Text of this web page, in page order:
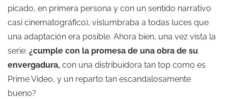
picado, en primera persona y con un sentido narrativo
casi cinematográfico), vislumbraba a todas luces que
una adaptación era posible. Ahora bien, una vez vista la
serie: ¿cumple con la promesa de una obra de su
envergadura, con una distribuidora tan top como es
Prime Video, y un reparto tan escandalosamente
bueno?